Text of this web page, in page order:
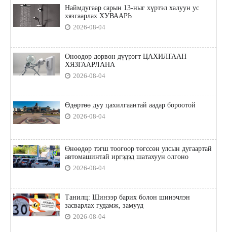
Наймдугаар сарын 13-ныг хүртэл халуун ус
хязгаарлах ХУВААРЬ
2026-08-04
Өнөөдөр дөрвөн дүүрэгт ЦАХИЛГААН
ХЯЗГААРЛАНА
2026-08-04
Өдөртөө дуу цахилгаантай аадар бороотой
2026-08-04
Өнөөдөр тэгш тоогоор төгссөн улсын дугаартай
автомашинтай иргэдэд шатахуун олгоно
2026-08-04
Танилц: Шинээр барих болон шинэчлэн
засварлах гудамж, замууд
2026-08-04